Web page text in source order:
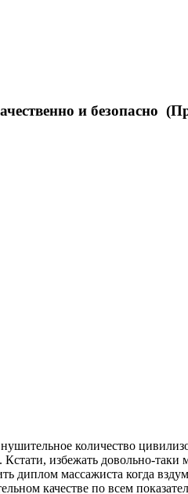
и безопасно
количество
избежать довольно-
диплом массажиста когда
качестве по всем